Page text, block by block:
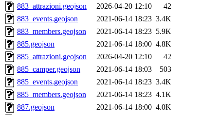
883_attrazioni.geojson
2026-04-20 12:10
42
883_events.geojson
2021-06-14 18:23 3.4K
883_members.geojson
2021-06-14 18:23 5.9K
885.geojson
2021-06-14 18:00 4.8K
885_attrazioni.geojson
2026-04-20 12:10
42
885_camper.geojson
2021-06-14 18:03
503
885_events.geojson
2021-06-14 18:23 3.4K
885_members.geojson
2021-06-14 18:23 4.1K
887.geojson
2021-06-14 18:00 4.0K